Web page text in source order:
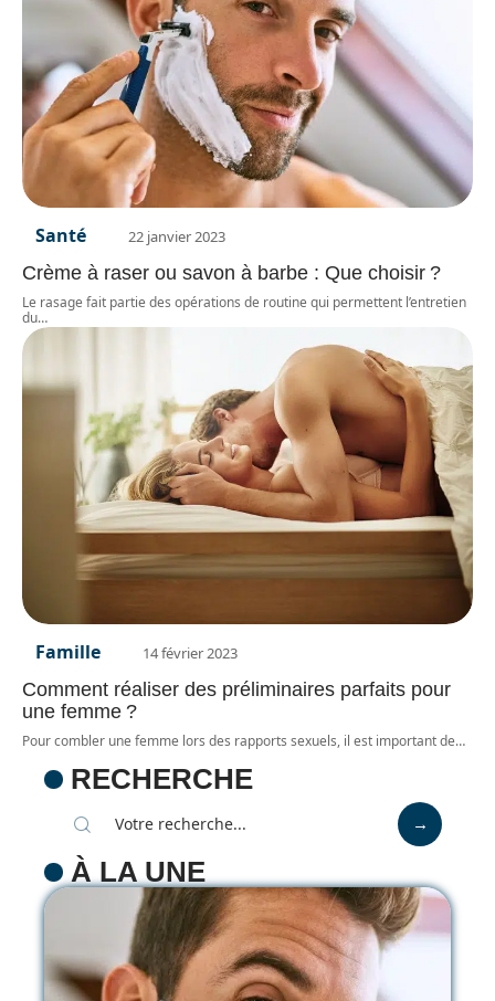
Santé 22 janvier 2023
Crème à raser ou savon à barbe : Que choisir ?
Le rasage fait partie des opérations de routine qui permettent l’entretien
du…
Famille 14 février 2023
Comment réaliser des préliminaires parfaits pour
une femme ?
Pour combler une femme lors des rapports sexuels, il est important de…
RECHERCHE
À LA UNE